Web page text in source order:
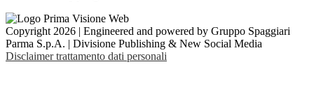
Copyright 2026 | Engineered and powered by Gruppo Spaggiari
Parma S.p.A. | Divisione Publishing & New Social Media
Disclaimer trattamento dati personali